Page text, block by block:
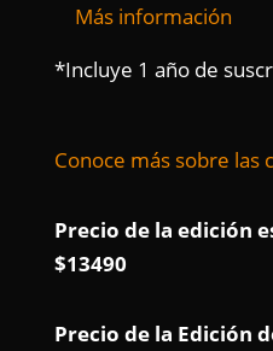
Más información
*Incluye 1 año de
Conoce más sobre las
Precio de la edición
$13490
Precio de la Edición